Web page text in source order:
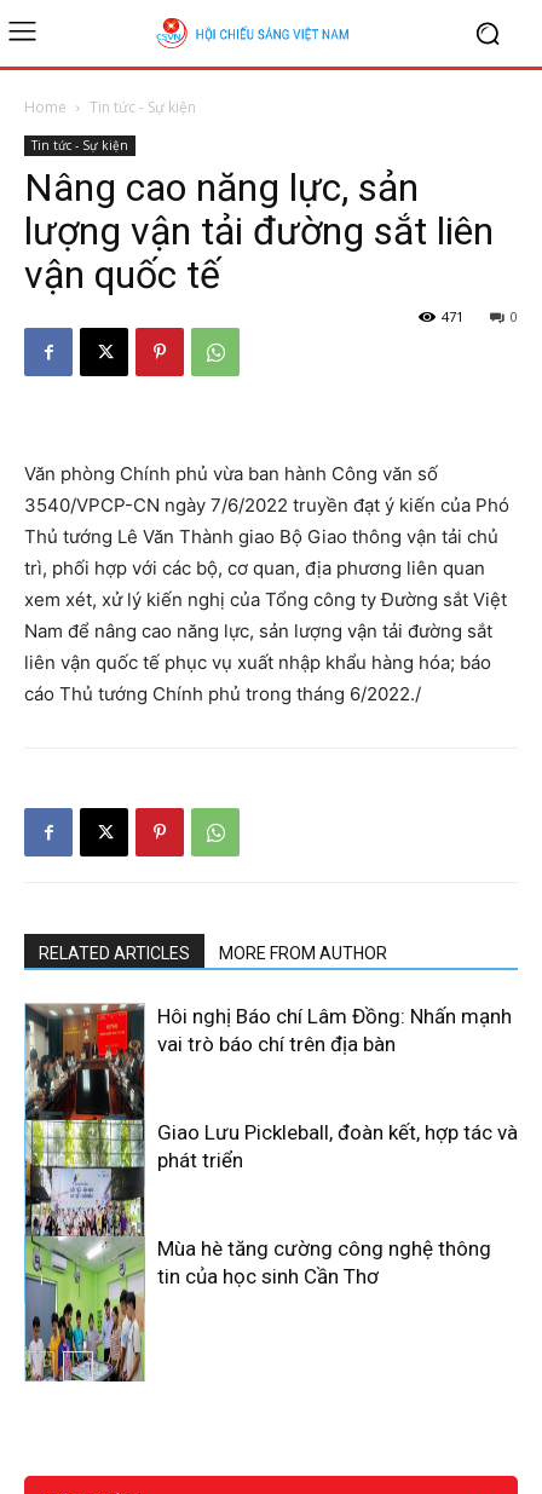
Home Tin tức - Sự kiện
Tin tức - Sự kiện
Nâng cao năng lực, sản
lượng vận tải đường sắt liên
vận quốc tế
0
471
Văn phòng Chính phủ vừa ban hành Công văn số
3540/VPCP-CN ngày 7/6/2022 truyền đạt ý kiến của Phó
Thủ tướng Lê Văn Thành giao Bộ Giao thông vận tải chủ
trì, phối hợp với các bộ, cơ quan, địa phương liên quan
xem xét, xử lý kiến nghị của Tổng công ty Đường sắt Việt
Nam để nâng cao năng lực, sản lượng vận tải đường sắt
liên vận quốc tế phục vụ xuất nhập khẩu hàng hóa; báo
cáo Thủ tướng Chính phủ trong tháng 6/2022./
RELATED ARTICLES MORE FROM AUTHOR
Hôi nghị Báo chí Lâm Đồng: Nhấn mạnh
vai trò báo chí trên địa bàn
Giao Lưu Pickleball, đoàn kết, hợp tác và
phát triển
Mùa hè tăng cường công nghệ thông
tin của học sinh Cần Thơ